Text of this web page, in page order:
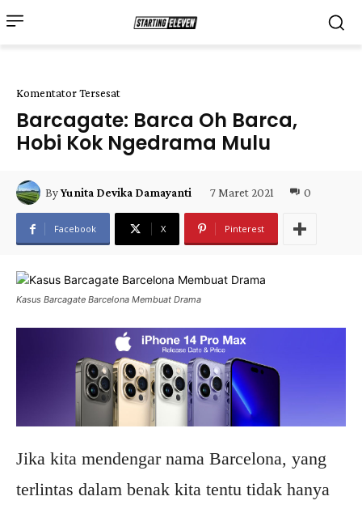
Komentator Tersesat
Barcagate: Barca Oh Barca,
Hobi Kok Ngedrama Mulu
ByYunita Devika Damayanti 7 Maret 2021 0
Facebook X Pinterest
Kasus Barcagate Barcelona Membuat Drama
Jika kita mendengar nama Barcelona, yang
terlintas dalam benak kita tentu tidak hanya